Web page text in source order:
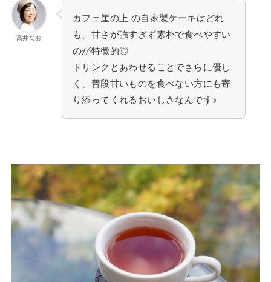
高井なお
カフェ崖の上 の自家製ケーキはどれ
も、甘さが強すぎず素朴で食べやすい
のが特徴的◎
ドリンクとあわせることでさらに優し
く、普段甘いものを食べない方にも寄
り添ってくれるおいしさなんです♪